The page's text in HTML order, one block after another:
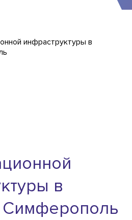
инфраструктуры в
в
Симферополь